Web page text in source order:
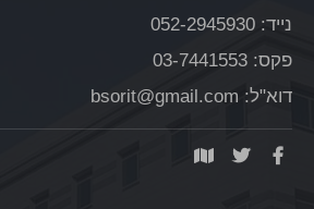
נייד: 052-2945930
פקס: 03-7441553
דוא"ל: bsorit@gmail.com